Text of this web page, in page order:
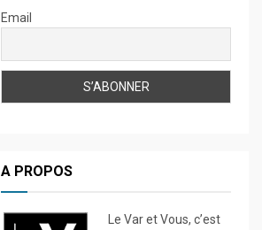
Email
A PROPOS
Le Var et Vous, c’est